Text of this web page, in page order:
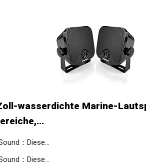
wasserdichte Marine-
：Diese...
：Diese...